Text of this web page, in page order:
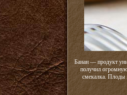
Банан — продукт
получил
смекалка. Плоды